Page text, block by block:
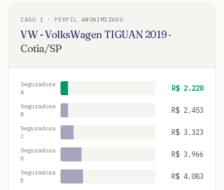
CASO 1 · PERFIL ANONIMIZADO
VW - VolksWagen TIGUAN 2019·
Cotia/SP
Seguradora
A
R$ 2.228
Seguradora
B
R$ 2.453
Seguradora
C
R$ 3.323
Seguradora
D
R$ 3.966
Seguradora
E
R$ 4.083